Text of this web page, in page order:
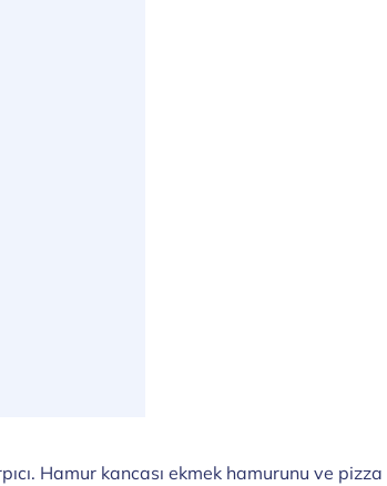
Hamur kancası ekmek hamurunu ve